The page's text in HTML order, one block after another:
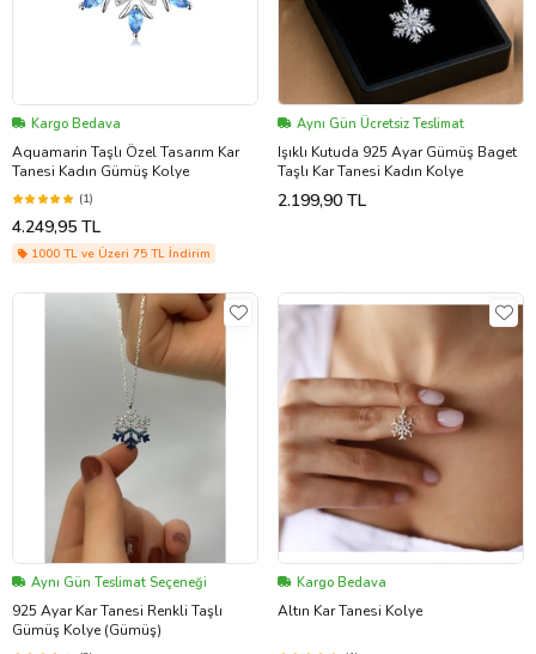
Kargo Bedava
Aquamarin Taşlı Özel Tasarım Kar
Tanesi Kadın Gümüş Kolye
(1)
4.249,95 TL
1000 TL ve Üzeri 75 TL İndirim
Aynı Gün Ücretsiz Teslimat
Işıklı Kutuda 925 Ayar Gümüş Baget
Taşlı Kar Tanesi Kadın Kolye
2.199,90 TL
Aynı Gün Teslimat Seçeneği
925 Ayar Kar Tanesi Renkli Taşlı
Gümüş Kolye (Gümüş)
Kargo Bedava
Altın Kar Tanesi Kolye